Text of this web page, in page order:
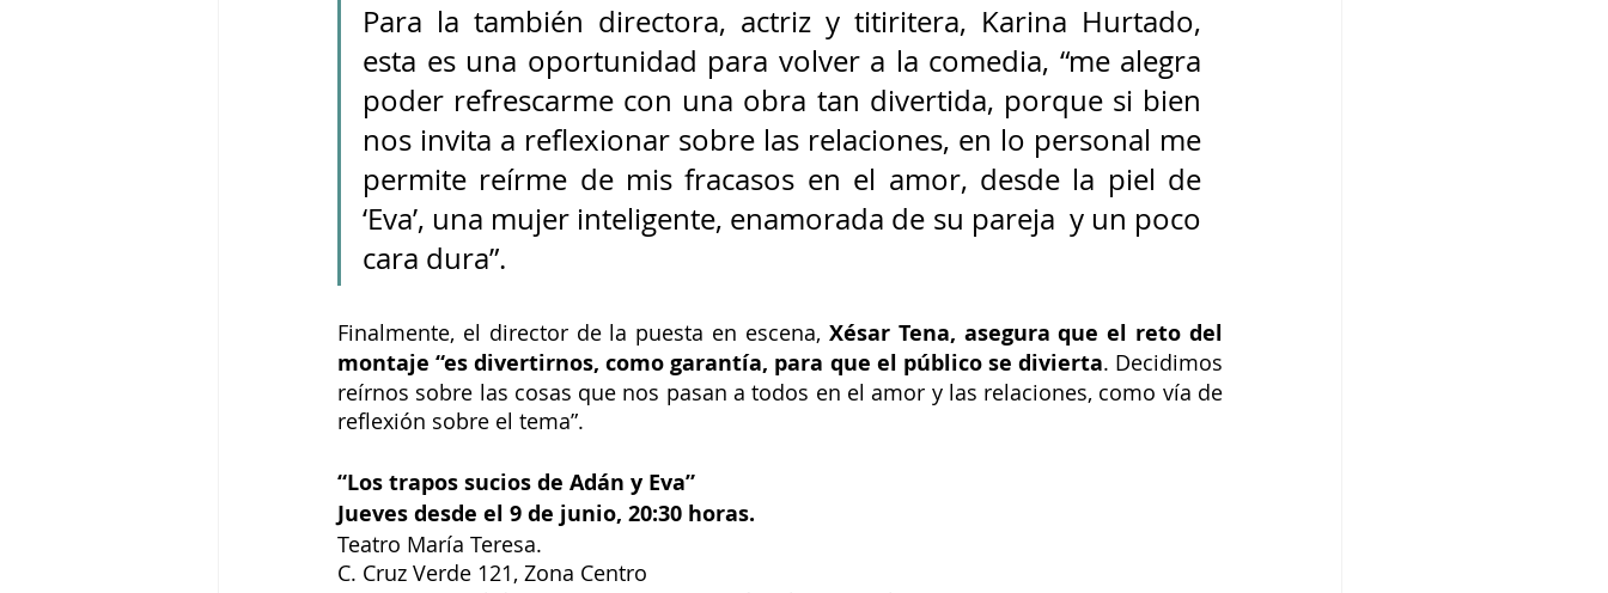
Para la también directora, actriz y titiritera, Karina Hurtado,
esta es una oportunidad para volver a la comedia, “me alegra
poder refrescarme con una obra tan divertida, porque si bien
nos invita a reflexionar sobre las relaciones, en lo personal me
permite reírme de mis fracasos en el amor, desde la piel de
‘Eva’, una mujer inteligente, enamorada de su pareja  y un poco
cara dura”.
Finalmente, el director de la puesta en escena, Xésar Tena, asegura que el reto del
montaje “es divertirnos, como garantía, para que el público se divierta. Decidimos
reírnos sobre las cosas que nos pasan a todos en el amor y las relaciones, como vía de
reflexión sobre el tema”.
“Los trapos sucios de Adán y Eva”
Jueves desde el 9 de junio, 20:30 horas.
Teatro María Teresa.
C. Cruz Verde 121, Zona Centro